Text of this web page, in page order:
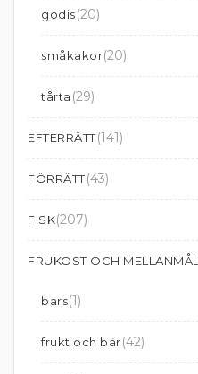
godis(20)
småkakor(20)
tårta (29)
EFTERRÄTT(141)
FÖRRÄTT(43)
FISK(207)
FRUKOST OCH MELLANMÅL
bars(1)
frukt och bär(42)